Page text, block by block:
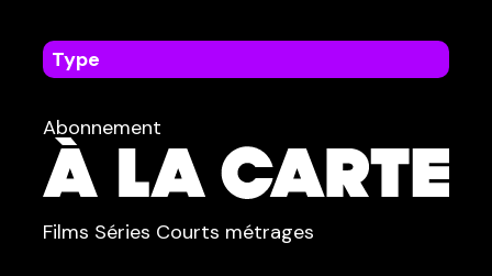
Type
Abonnement
Films Séries Courts métrages